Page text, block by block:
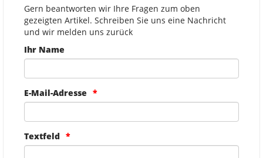
Gern beantworten wir Ihre Fragen zum oben
gezeigten Artikel. Schreiben Sie uns eine Nachricht
und wir melden uns zurück
Ihr Name
E-Mail-Adresse
Textfeld